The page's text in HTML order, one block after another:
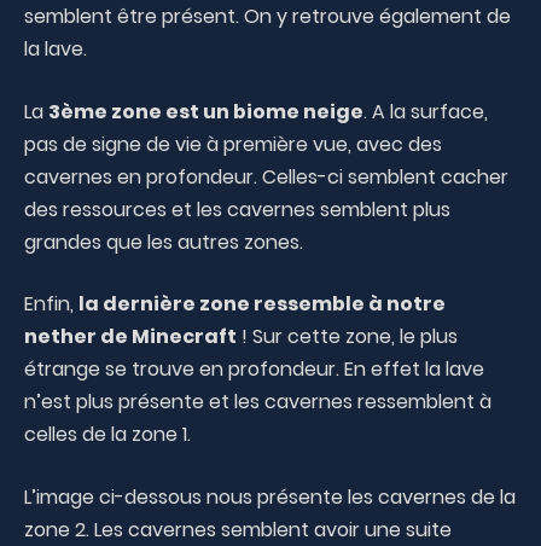
semblent être présent. On y retrouve également de
la lave.
La 3ème zone est un biome neige. A la surface,
pas de signe de vie à première vue, avec des
cavernes en profondeur. Celles-ci semblent cacher
des ressources et les cavernes semblent plus
grandes que les autres zones.
Enfin, la dernière zone ressemble à notre
nether de Minecraft ! Sur cette zone, le plus
étrange se trouve en profondeur. En effet la lave
n’est plus présente et les cavernes ressemblent à
celles de la zone 1.
L’image ci-dessous nous présente les cavernes de la
zone 2. Les cavernes semblent avoir une suite